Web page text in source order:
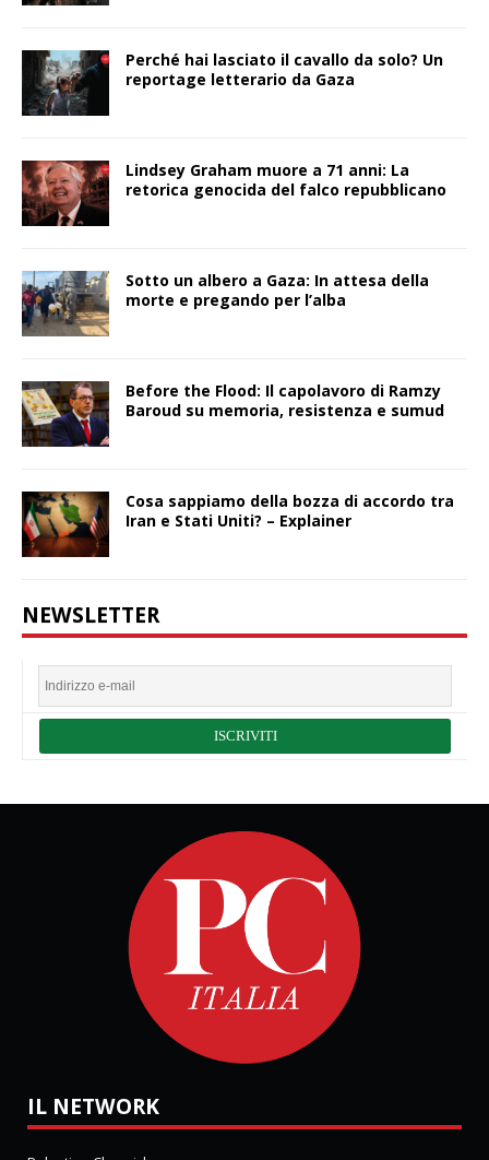
Perché hai lasciato il cavallo da solo? Un
reportage letterario da Gaza
Lindsey Graham muore a 71 anni: La
retorica genocida del falco repubblicano
Sotto un albero a Gaza: In attesa della
morte e pregando per l’alba
Before the Flood: Il capolavoro di Ramzy
Baroud su memoria, resistenza e sumud
Cosa sappiamo della bozza di accordo tra
Iran e Stati Uniti? – Explainer
NEWSLETTER
IL NETWORK